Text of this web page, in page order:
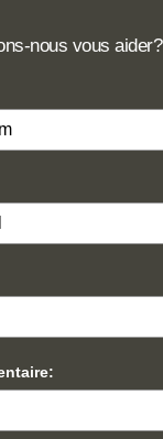
nous vous aider?